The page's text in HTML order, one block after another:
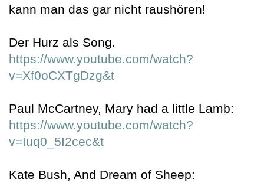
kann man das gar nicht raushören!
Der Hurz als Song.
https://www.youtube.com/watch?
v=Xf0oCXTgDzg&t
Paul McCartney, Mary had a little Lamb:
https://www.youtube.com/watch?
v=Iuq0_5I2cec&t
Kate Bush, And Dream of Sheep: